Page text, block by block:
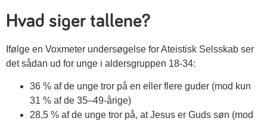
Hvad siger tallene?
Ifølge en Voxmeter undersøgelse for Ateistisk Selsskab ser
det sådan ud for unge i aldersgruppen 18-34:
36 % af de unge tror på en eller flere guder (mod kun
31 % af de 35–49-årige)
28,5 % af de unge tror på, at Jesus er Guds søn (mod